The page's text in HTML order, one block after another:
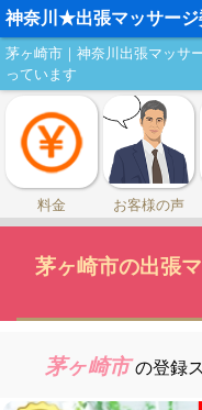
神奈川★出張マッサージ
茅ヶ崎市｜神奈川出張マッサ
っています
料金 お客様の声
茅ヶ崎市の出張
茅ヶ崎市 の登録